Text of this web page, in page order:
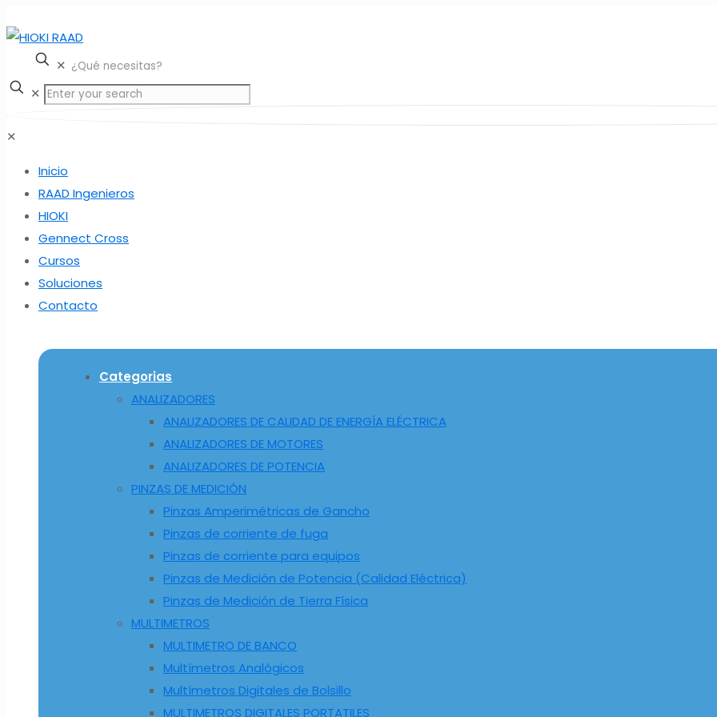
✕
✕
✕
Inicio
RAAD Ingenieros
HIOKI
Gennect Cross
Cursos
Soluciones
Contacto
Categorias
ANALIZADORES
ANALIZADORES DE CALIDAD DE ENERGÍA ELÉCTRICA
ANALIZADORES DE MOTORES
ANALIZADORES DE POTENCIA
PINZAS DE MEDICIÓN
Pinzas Amperimétricas de Gancho
Pinzas de corriente de fuga
Pinzas de corriente para equipos
Pinzas de Medición de Potencia (Calidad Eléctrica)
Pinzas de Medición de Tierra Física
MULTIMETROS
MULTIMETRO DE BANCO
Multímetros Analógicos
Multímetros Digitales de Bolsillo
MULTIMETROS DIGITALES PORTATILES